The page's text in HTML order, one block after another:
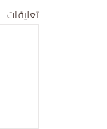
تعليقات